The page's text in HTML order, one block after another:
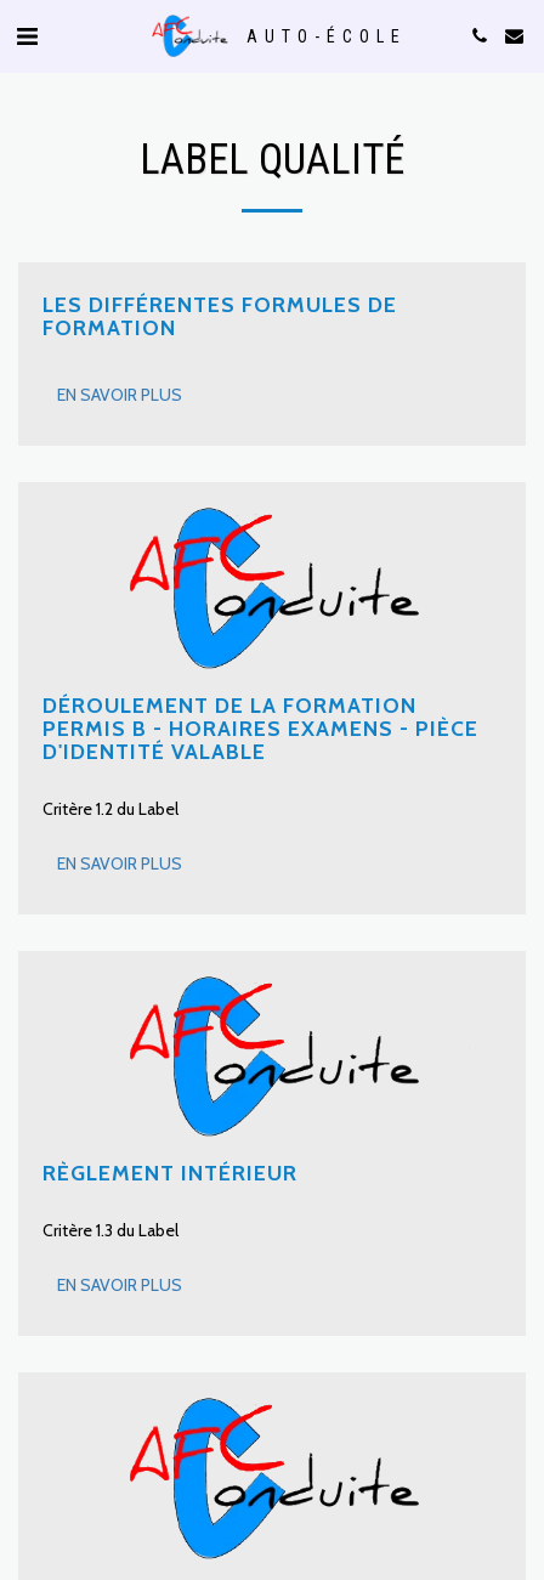
AUTO-ÉCOLE
LABEL QUALITÉ
LES DIFFÉRENTES FORMULES DE
FORMATION
EN SAVOIR PLUS
DÉROULEMENT DE LA FORMATION
PERMIS B - HORAIRES EXAMENS - PIÈCE
D'IDENTITÉ VALABLE
Critère 1.2 du Label
EN SAVOIR PLUS
RÈGLEMENT INTÉRIEUR
Critère 1.3 du Label
EN SAVOIR PLUS